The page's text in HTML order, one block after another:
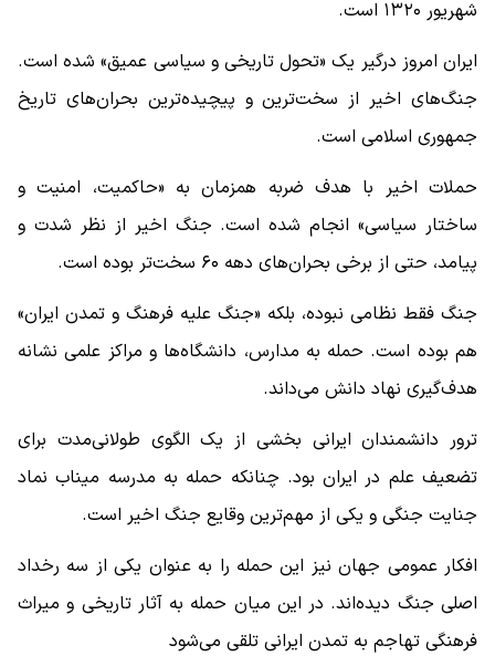
شهریور ۱۳۲۰ است.
ایران امروز درگیر یک «تحول تاریخی و سیاسی عمیق» شده است.
جنگ‌های اخیر از سخت‌ترین و پیچیده‌ترین بحران‌های تاریخ
جمهوری اسلامی است.
حملات اخیر با هدف ضربه همزمان به «حاکمیت، امنیت و
ساختار سیاسی» انجام شده است. جنگ اخیر از نظر شدت و
پیامد، حتی از برخی بحران‌های دهه ۶۰ سخت‌تر بوده است.
جنگ فقط نظامی نبوده، بلکه «جنگ علیه فرهنگ و تمدن ایران»
هم بوده است. حمله به مدارس، دانشگاه‌ها و مراکز علمی نشانه
هدف‌گیری نهاد دانش می‌داند.
ترور دانشمندان ایرانی بخشی از یک الگوی طولانی‌مدت برای
تضعیف علم در ایران بود. چنانکه حمله به مدرسه میناب نماد
جنایت جنگی و یکی از مهم‌ترین وقایع جنگ اخیر است.
افکار عمومی جهان نیز این حمله را به عنوان یکی از سه رخداد
اصلی جنگ دیده‌اند. در این میان حمله به آثار تاریخی و میراث
فرهنگی تهاجم به تمدن ایرانی تلقی می‌شود